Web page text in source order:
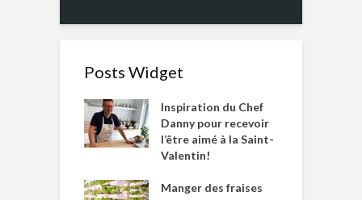
Posts Widget
Inspiration du Chef
Danny pour recevoir
l’être aimé à la Saint-
Valentin!
Manger des fraises